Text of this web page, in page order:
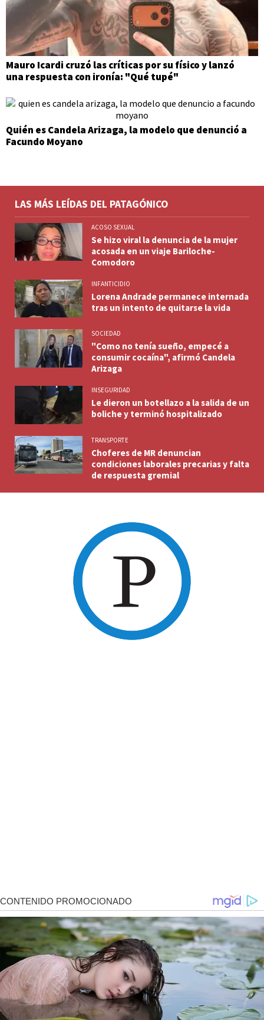
Mauro Icardi cruzó las críticas por su físico y lanzó
una respuesta con ironía: "Qué tupé"
Quién es Candela Arizaga, la modelo que denunció a
Facundo Moyano
LAS MÁS LEÍDAS DEL PATAGÓNICO
ACOSO SEXUAL
Se hizo viral la denuncia de la mujer
acosada en un viaje Bariloche-
Comodoro
INFANTICIDIO
Lorena Andrade permanece internada
tras un intento de quitarse la vida
SOCIEDAD
"Como no tenía sueño, empecé a
consumir cocaína", afirmó Candela
Arizaga
INSEGURIDAD
Le dieron un botellazo a la salida de un
boliche y terminó hospitalizado
TRANSPORTE
Choferes de MR denuncian
condiciones laborales precarias y falta
de respuesta gremial